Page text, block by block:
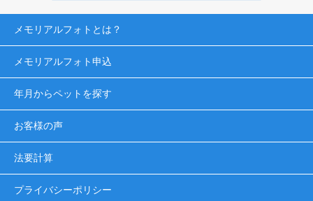
メモリアルフォトとは？
メモリアルフォト申込
年月からペットを探す
お客様の声
法要計算
プライバシーポリシー